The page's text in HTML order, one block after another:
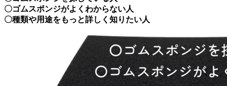
〇ゴムスポンジがよくわからない人
〇種類や用途をもっと詳しく知りたい人